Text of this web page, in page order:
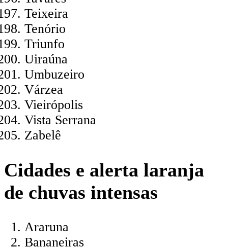
Teixeira
Tenório
Triunfo
Uiraúna
Umbuzeiro
Várzea
Vieirópolis
Vista Serrana
Zabelê
Cidades e alerta laranja
de chuvas intensas
Araruna
Bananeiras